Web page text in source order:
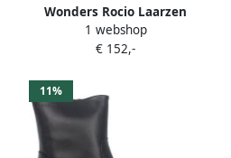
Wonders Rocio Laarzen
Zwart Vrouw
1 webshop
€ 152,-
11%